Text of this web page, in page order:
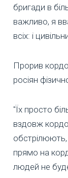
бригади в
важливо, я
всіх: і
Прорив
росіян
"Їх просто
вздовж
обстрілюють,
прямо на
людей не